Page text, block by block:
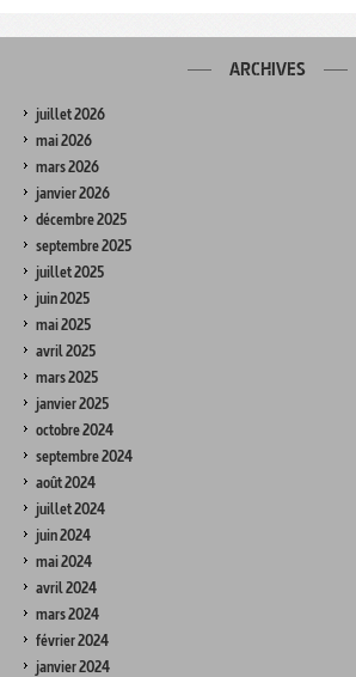
ARCHIVES
juillet 2026
mai 2026
mars 2026
janvier 2026
décembre 2025
septembre 2025
juillet 2025
juin 2025
mai 2025
avril 2025
mars 2025
janvier 2025
octobre 2024
septembre 2024
août 2024
juillet 2024
juin 2024
mai 2024
avril 2024
mars 2024
février 2024
janvier 2024